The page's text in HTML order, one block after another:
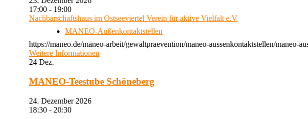
17:00 - 19:00
Nachbarschaftshaus im Ostseeviertel Verein für aktive Vielfalt e.V
MANEO-Außenkontaktstellen
https://maneo.de/maneo-arbeit/gewaltpraevention/maneo-aussenkontaktstellen/maneo-
Weitere Informationen
24 Dez.
MANEO-Teestube Schöneberg
24. Dezember 2026
18:30 - 20:30